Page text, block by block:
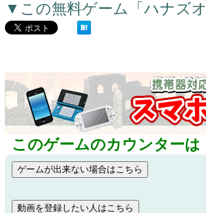
▼この無料ゲーム「ハナズ
このゲームのカウンターは